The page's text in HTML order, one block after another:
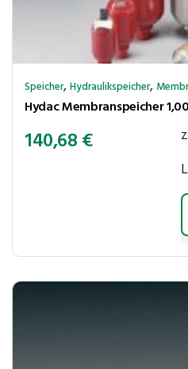
Speicher,Hydraulikspeicher,
140,68€